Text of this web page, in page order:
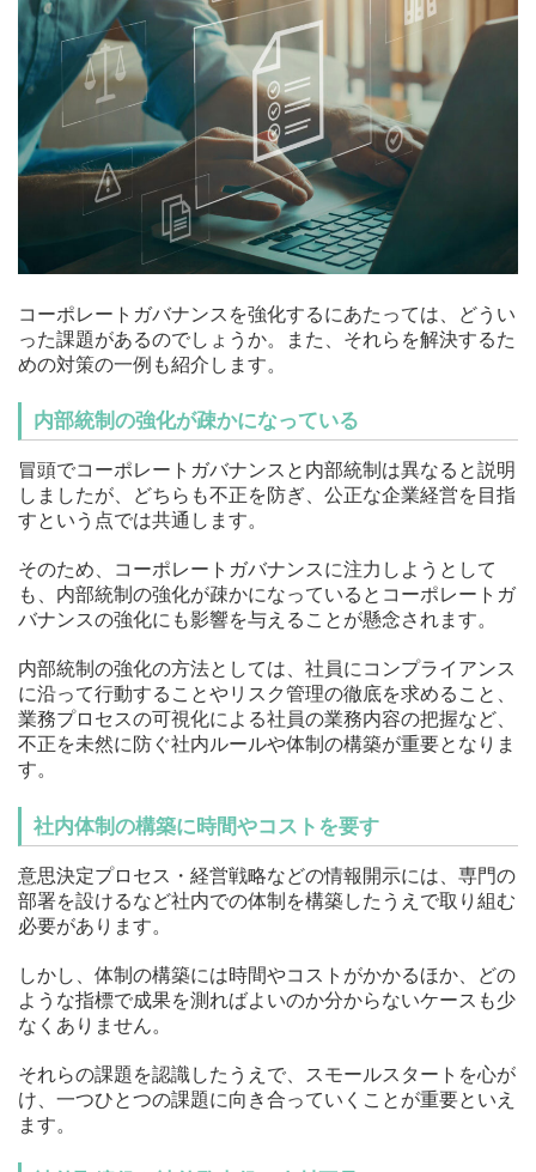
コーポレートガバナンスを強化するにあたっては、どうい
った課題があるのでしょうか。また、それらを解決するた
めの対策の一例も紹介します。
内部統制の強化が疎かになっている
冒頭でコーポレートガバナンスと内部統制は異なると説明
しましたが、どちらも不正を防ぎ、公正な企業経営を目指
すという点では共通します。
そのため、コーポレートガバナンスに注力しようとして
も、内部統制の強化が疎かになっているとコーポレートガ
バナンスの強化にも影響を与えることが懸念されます。
内部統制の強化の方法としては、社員にコンプライアンス
に沿って行動することやリスク管理の徹底を求めること、
業務プロセスの可視化による社員の業務内容の把握など、
不正を未然に防ぐ社内ルールや体制の構築が重要となりま
す。
社内体制の構築に時間やコストを要す
意思決定プロセス・経営戦略などの情報開示には、専門の
部署を設けるなど社内での体制を構築したうえで取り組む
必要があります。
しかし、体制の構築には時間やコストがかかるほか、どの
ような指標で成果を測ればよいのか分からないケースも少
なくありません。
それらの課題を認識したうえで、スモールスタートを心が
け、一つひとつの課題に向き合っていくことが重要といえ
ます。